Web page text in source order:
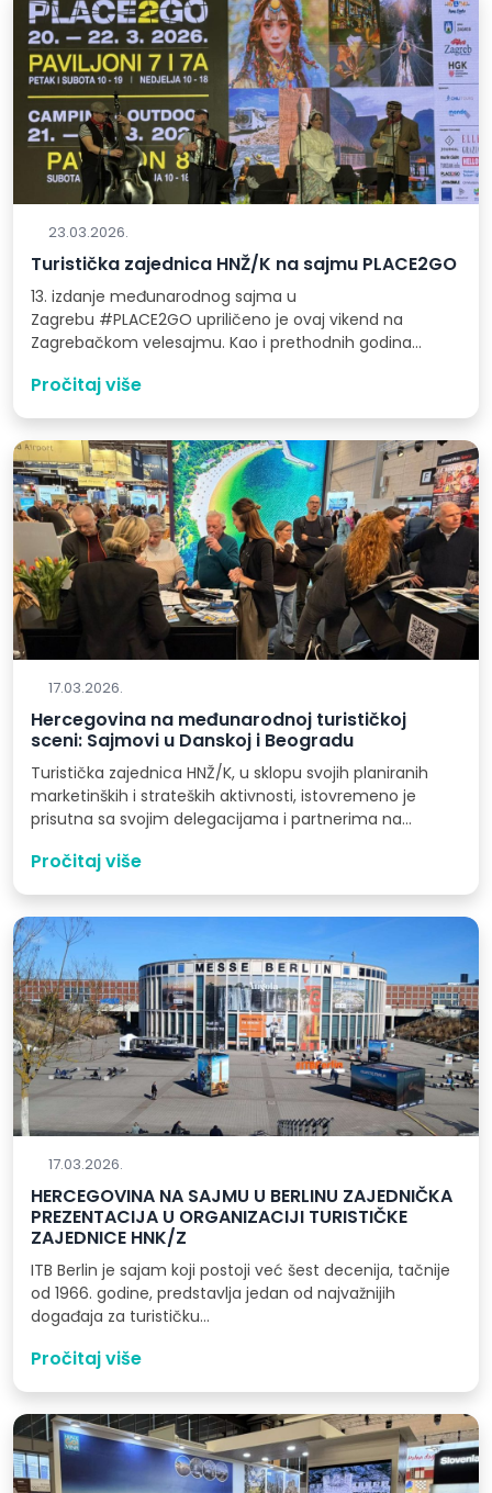
23.03.2026.
Turistička zajednica HNŽ/K na sajmu PLACE2GO
13. izdanje međunarodnog sajma u
Zagrebu #PLACE2GO upriličeno je ovaj vikend na
Zagrebačkom velesajmu. Kao i prethodnih godina
Pročitaj više
17.03.2026.
Hercegovina na međunarodnoj turističkoj
sceni: Sajmovi u Danskoj i Beogradu
Turistička zajednica HNŽ/K, u sklopu svojih planiranih
marketinških i strateških aktivnosti, istovremeno je
prisutna sa svojim delegacijama i partnerima na…
Pročitaj više
17.03.2026.
HERCEGOVINA NA SAJMU U BERLINU ZAJEDNIČKA
PREZENTACIJA U ORGANIZACIJI TURISTIČKE
ZAJEDNICE HNK/Z
ITB Berlin je sajam koji postoji već šest decenija, tačnije
od 1966. godine, predstavlja jedan od najvažnijih
događaja za turističku…
Pročitaj više